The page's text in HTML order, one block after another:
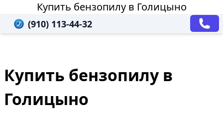
Купить бензопилу в Голицыно
(910) 113-44-32
Купить бензопилу в
Голицыно